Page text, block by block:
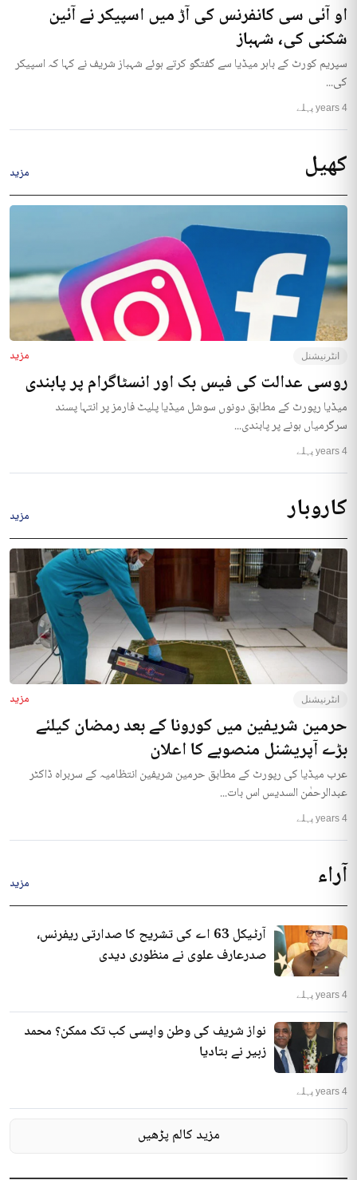
او آئی سی کانفرنس کی آڑ میں اسپیکر نے آئین
شکنی کی، شہباز
سپریم کورٹ کے باہر میڈیا سے گفتگو کرتے ہوئے شہباز شریف نے کہا کہ اسپیکر
کی...
4 years پہلے
کھیل مزید
انٹرنیشنل مزید
روسی عدالت کی فیس بک اور انسٹاگرام پر پابندی
میڈیا رپورٹ کے مطابق دونوں سوشل میڈیا پلیٹ فارمز پر انتہا پسند
سرگرمیاں ہونے پر پابندی...
4 years پہلے
کاروبار مزید
انٹرنیشنل مزید
حرمین شریفین میں کورونا کے بعد رمضان کیلئے
بڑے آپریشنل منصوبے کا اعلان
عرب میڈیا کی رپورٹ کے مطابق حرمین شریفین انتظامیہ کے سربراہ ڈاکٹر
عبدالرحمٰن السدیس اس بات...
4 years پہلے
آراء مزید
آرٹیکل 63 اے کی تشریح کا صدارتی ریفرنس،
صدرعارف علوی نے منظوری دیدی
4 years پہلے
نواز شریف کی وطن واپسی کب تک ممکن؟ محمد
زبیر نے بتادیا
4 years پہلے
مزید کالم پڑھیں